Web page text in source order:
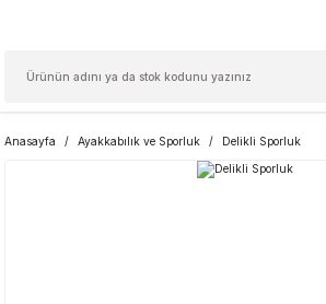
Anasayfa Ayakkabılık ve Sporluk Delikli Sporluk